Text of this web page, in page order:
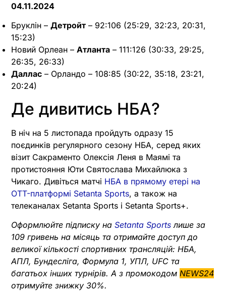
04.11.2024
Бруклін – Детройт – 92:106 (25:29, 32:23, 20:31,
15:23)
Новий Орлеан – Атланта – 111:126 (30:33, 29:25,
26:35, 26:33)
Даллас – Орландо – 108:85 (30:22, 35:18, 23:21,
20:24)
Де дивитись НБА?
В ніч на 5 листопада пройдуть одразу 15
поєдинків регулярного сезону НБА, серед яких
візит Сакраменто Олексія Леня в Маямі та
протистояння Юти Святослава Михайлюка з
Чикаго. Дивіться матчі НБА в прямому етері на
OTT-платформі Setanta Sports, а також на
телеканалах Setanta Sports і Setanta Sports+.
Оформлюйте підписку на Setanta Sports лише за
109 гривень на місяць та отримайте доступ до
великої кількості спортивних трансляцій: НБА,
АПЛ, Бундесліга, Формула 1, УПЛ, UFC та
багатьох інших турнірів. А з промокодом NEWS24
отримуйте знижку 30%.